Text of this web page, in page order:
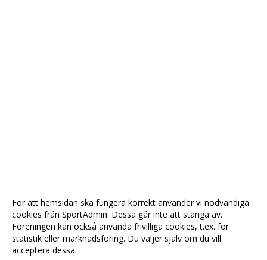
För att hemsidan ska fungera korrekt använder vi nödvändiga
cookies från SportAdmin. Dessa går inte att stänga av.
Föreningen kan också använda frivilliga cookies, t.ex. för
statistik eller marknadsföring. Du väljer själv om du vill
acceptera dessa.